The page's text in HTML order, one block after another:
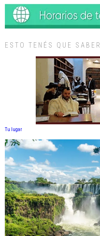
ESTO TENÉS QUE SABER
Tu lugar